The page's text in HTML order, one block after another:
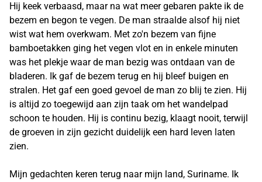
Hij keek verbaasd, maar na wat meer gebaren pakte ik de
bezem en begon te vegen. De man straalde alsof hij niet
wist wat hem overkwam. Met zo'n bezem van fijne
bamboetakken ging het vegen vlot en in enkele minuten
was het plekje waar de man bezig was ontdaan van de
bladeren. Ik gaf de bezem terug en hij bleef buigen en
stralen. Het gaf een goed gevoel de man zo blij te zien. Hij
is altijd zo toegewijd aan zijn taak om het wandelpad
schoon te houden. Hij is continu bezig, klaagt nooit, terwijl
de groeven in zijn gezicht duidelijk een hard leven laten
zien.
Mijn gedachten keren terug naar mijn land, Suriname. Ik